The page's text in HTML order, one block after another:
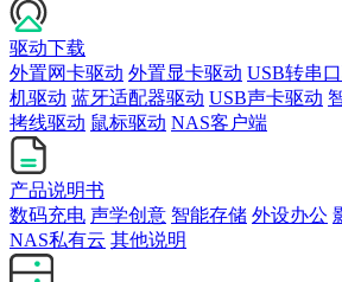
驱动下载
外置网卡驱动 外置显卡驱动 USB转串
机驱动 蓝牙适配器驱动 USB声卡驱动
拷线驱动 鼠标驱动 NAS客户端
产品说明书
数码充电 声学创意 智能存储 外设办公
NAS私有云 其他说明